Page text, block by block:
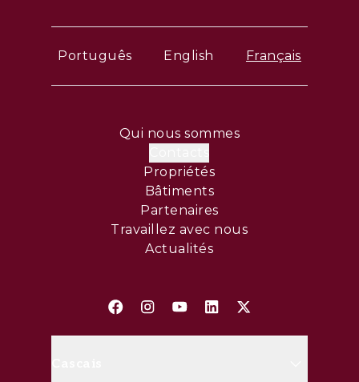
Português English Français
Qui nous sommes
Propriétés
Bâtiments
Partenaires
Travaillez avec nous
Actualités